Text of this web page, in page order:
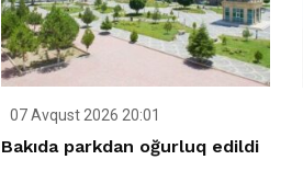
07 Avqust 2026 20:01
Bakıda parkdan oğurluq edildi